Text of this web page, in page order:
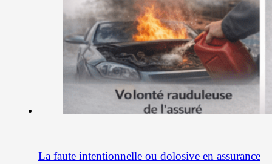
La faute intentionnelle ou dolosive en assurance